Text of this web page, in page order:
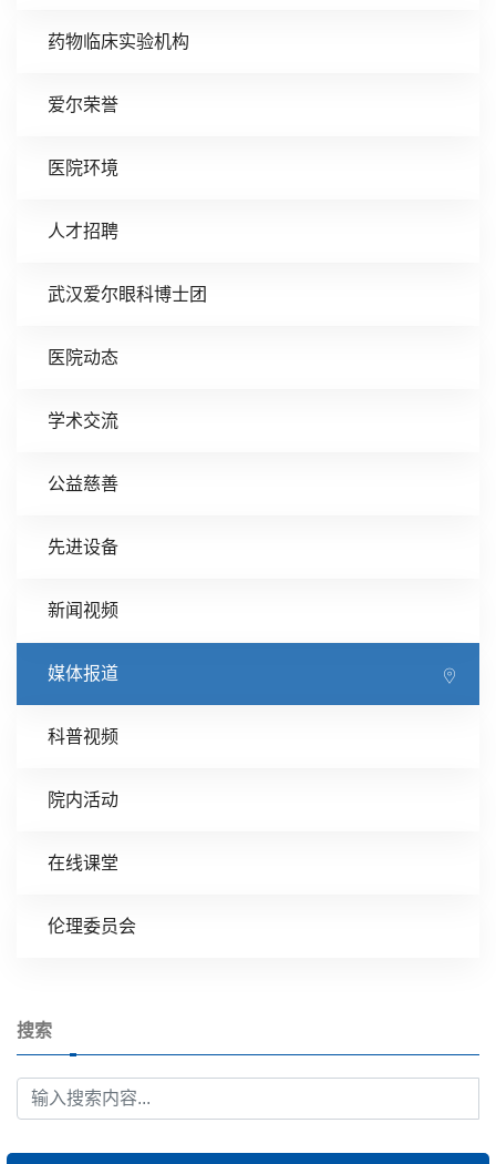
药物临床实验机构
爱尔荣誉
医院环境
人才招聘
武汉爱尔眼科博士团
医院动态
学术交流
公益慈善
先进设备
新闻视频
媒体报道
科普视频
院内活动
在线课堂
伦理委员会
搜索